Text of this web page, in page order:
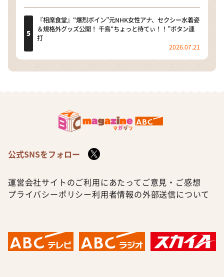
『相席食堂』“爆烈ボイン”元NHK女性アナ、セクシー水着姿
＆規格外グッズ公開！ 千鳥“ちょっと待てぃ！！”ボタン連
打
2026.07.21
公式SNSをフォロー
運営会社サイトのご利用にあたって ご意見・ご感想
プライバシーポリシー利用者情報の外部送信について